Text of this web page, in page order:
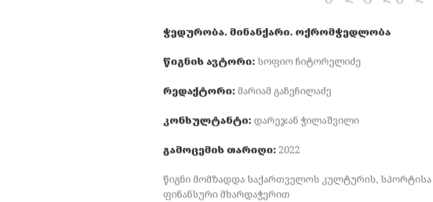
ჭედურობა. მინანქარი. ოქრომჭედლობა
წიგნის ავტორი:სოფიო ჩიტორელიძე
რედაქტორი:მარიამ გაჩეჩილაძე
კონსულტანტი:დარეჯან ჭილაშვილი
გამოცემის თარიღი:2022
წიგნი მომზადდა საქართველოს კულტურის,
ფინანსური მხარდაჭერით